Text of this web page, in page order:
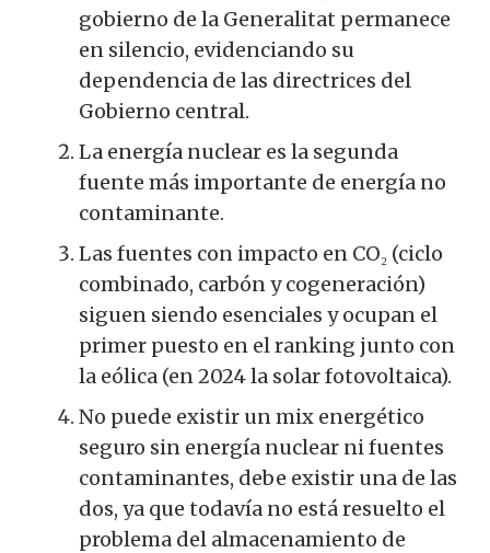
gobierno de la Generalitat permanece
en silencio, evidenciando su
dependencia de las directrices del
Gobierno central.
La energía nuclear es la segunda
fuente más importante de energía no
contaminante.
Las fuentes con impacto en CO₂ (ciclo
combinado, carbón y cogeneración)
siguen siendo esenciales y ocupan el
primer puesto en el ranking junto con
la eólica (en 2024 la solar fotovoltaica).
No puede existir un mix energético
seguro sin energía nuclear ni fuentes
contaminantes, debe existir una de las
dos, ya que todavía no está resuelto el
problema del almacenamiento de